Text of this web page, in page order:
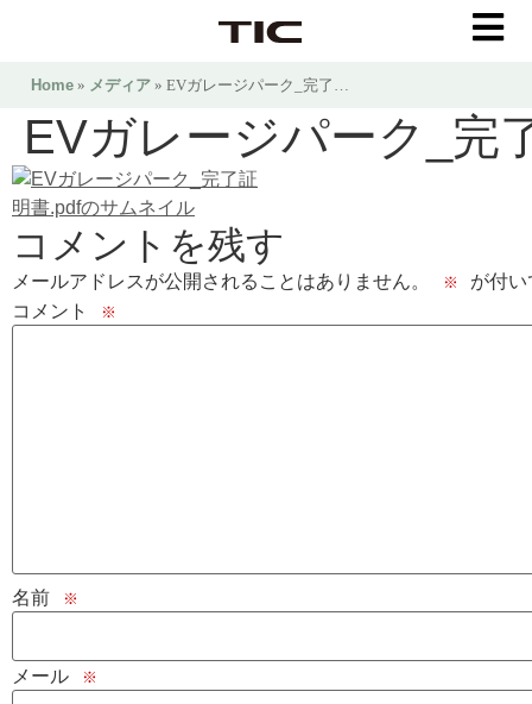
Home » メディア » EVガレージパーク_完了…
EVガレージパーク_完
コメントを残す
メールアドレスが公開されることはありません。 ※
が付
コメント
※
名前 ※
メール ※